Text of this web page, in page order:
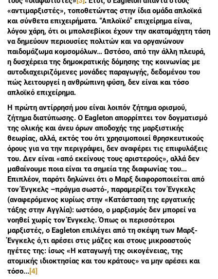
«αντιμαρξιστές», τοποθετώντας στην ίδια ομάδα απλοϊκά
και σύνθετα επιχειρήματα. “Απλοϊκό” επιχείρημα είναι,
λόγου χάρη, ότι οι μπολσεβίκοι έχουν την ακαταμάχητη τάση
να δημεύουν περιουσίες πολιτών και να οργανώνουν
παιδομάζωμα κομσομόλων… Ωστόσο, από την άλλη πλευρά,
η δυσχέρεια της δημοκρατικής δόμησης της κοινωνίας με
αυτοδιαχειριζόμενες μονάδες παραγωγής, δεδομένου του
πώς λειτουργεί η ανθρώπινη φύση, δεν είναι και τόσο
απλοϊκό επιχείρημα.
H πρώτη αντίρρησή μου είναι λοιπόν ζήτημα ορισμού,
ζήτημα διατύπωσης. Ο Εagleton απορρίπτει τον δογματισμό
της ολικής και άνευ όρων αποδοχής της μαρξιστικής
θεωρίας, αλλά, εκτός του ότι χρησιμοποιεί θρησκευτικούς
όρους για να την περιγράψει, δεν αναφέρει τις επιφυλάξεις
του. Δεν είναι «από εκείνους τους αριστερούς», αλλά δεν
μαθαίνουμε ποια είναι τα σημεία της διαφωνίας του...
Επιπλέον, παρότι δηλώνει ότι ο Μαρξ διαφοροποιείται από
τον Ένγκελς –πράγμα σωστό-, παραμερίζει τον Ένγκελς
(αναφερόμενος κυρίως στην «Κατάσταση της εργατικής
τάξης στην Αγγλία): ωστόσο, ο μαρξισμός δεν μπορεί να
νοηθεί χωρίς τον Ένγκελς. Όπως οι περισσότεροι
μαρξιστές, ο Eagleton επιλέγει από τη σκέψη των Μαρξ-
Ένγκελς ό,τι αρέσει στις μάζες και στους μικροαστούς
ηγέτες της: ίσως «Η καταγωγή της οικογένειας, της
ατομικής ιδιοκτησίας και του κράτους» να μην αρέσει και
τόσο...[4]